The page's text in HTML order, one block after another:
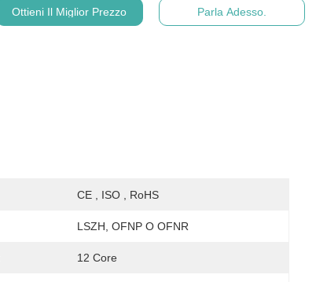
Ottieni Il Miglior Prezzo Parla Adesso.
CE , ISO , RoHS
LSZH, OFNP O OFNR
12 Core